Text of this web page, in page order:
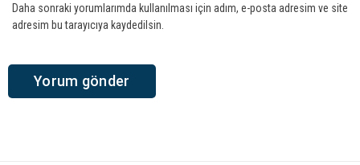
Daha sonraki yorumlarımda kullanılması için adım, e-posta adresim ve site
adresim bu tarayıcıya kaydedilsin.